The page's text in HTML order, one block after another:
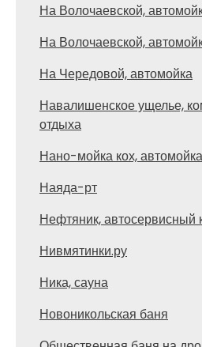
На Волочаевской,
На Волочаевской,
На Чередовой, автомойка
Навалишенское ущелье,
отдыха
Нано-мойка кох, автомойка
Наяда-рт
Нефтяник, автосервисный
Нивмятинки.ру
Ника, сауна
Новоникольская баня